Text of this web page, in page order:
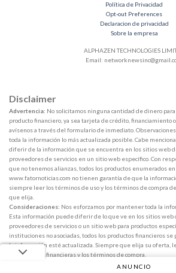
Política de Privacidad
Opt-out Preferences
Declaracion de privacidad
Sobre la empresa
ALPHAZEN TECHNOLOGIES
Email:
Disclaimer
Advertencia: No solicitamos ninguna cantidad de dinero
producto financiero, ya sea tarjeta de crédito, financiamiento
avísenos a través del formulario de inmediato.
toda la información lo más actualizada posible. Cabe
diferir de la información que se encuentra en los sitios web
proveedores de servicios en un sitio web específico. Con
que no tenemos alianzas, todos los productos enumerados
www.fatornoticias.com no tienen garantía de que la
siempre leer los términos de uso y los términos de compra
que elija.
Consideraciones: Nos esforzamos por mantener toda la
Esta información puede diferir de lo que ve en los sitios web
proveedores de servicios o un sitio web para productos
instituciones no asociadas, todos los productos financieros
la información esté actualizada. Siempre que elija su oferta,
instituciones financieras y los términos de compra.
ANUNCIO